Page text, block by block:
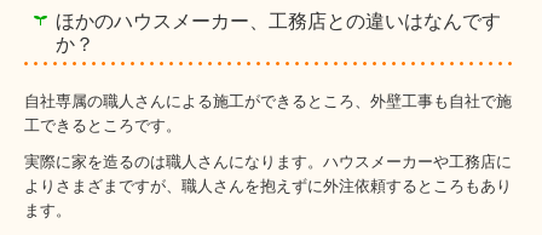
ほかのハウスメーカー、工務店との違いはなんです
か？
自社専属の職人さんによる施工ができるところ、外壁工事も自社で施
工できるところです。
実際に家を造るのは職人さんになります。ハウスメーカーや工務店に
よりさまざまですが、職人さんを抱えずに外注依頼するところもあり
ます。